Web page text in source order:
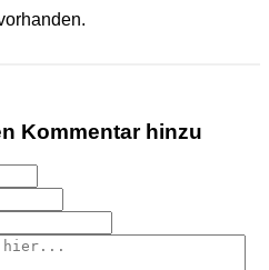
Kommentar hinzu